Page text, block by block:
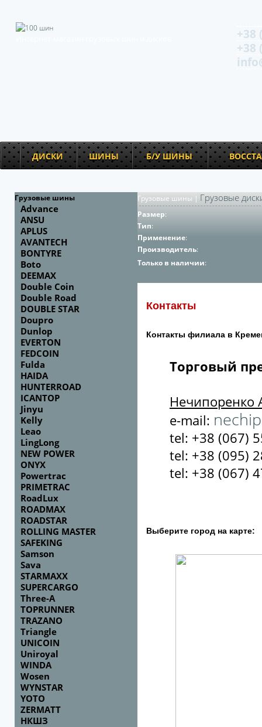
+38
+38
ДИСКИ ШИНЫ Б/У ШИНЫ
Грузовые шины
Advance
ANSU
APLUS
AVANTECH
BONTYRE
Boto
DEEMAX
Double Coin
Double Road
DOUBLE STAR
Doupro
Dunlop
EVERTON
FEDCOIN
Fulda
HAIDA
HUNTERROAD
ICANTOP
Jinyu
Kelly
Leao
LingLong
NEW POWER
ONYX
Powertrac
PRIMETRAC
RoadLux
ROADMAX
ROADSTAR
ROLLING MASTER
SAFEKING
Samson
Sava
STARMAXX
SUPERCARGO
Three-A
TOPRUNNER
TRAZANO
Triangle
UNICOIN
Uniroyal
WINDA
Wosen
WYNSTAR
YOTO
ZERMATT
НКШЗ
Грузовые шины | Грузовые
Размер:
Тип:
Применение:
Производитель:
Только в наличии:
Контакты
Контакты филиала в
Торговый
Нечипоренко
e-mail:
tel: +38 (067)
tel: +38 (095)
tel: +38 (067)
Выберите город на карте: